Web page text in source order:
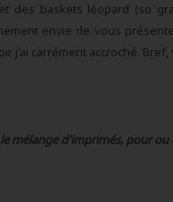
des baskets léopard (so
envie de vous
carrément accroché. Bref,
mélange d'imprimés, pour ou